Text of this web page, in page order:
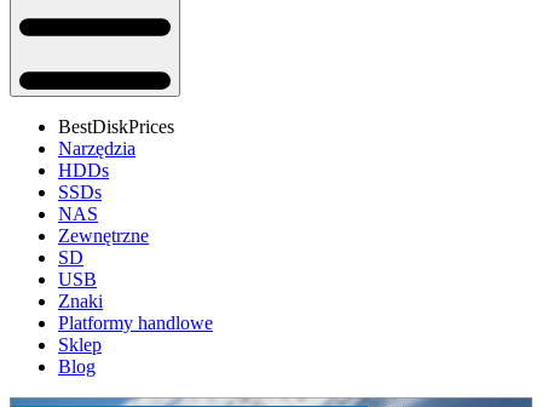
BestDiskPrices
Narzędzia
HDDs
SSDs
NAS
Zewnętrzne
SD
USB
Znaki
Platformy handlowe
Sklep
Blog